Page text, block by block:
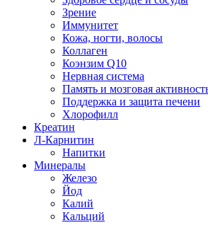
Зрение
Иммунитет
Кожа, ногти, волосы
Коллаген
Коэнзим Q10
Нервная система
Память и мозговая
Поддержка и защита печени
Хлорофилл
Креатин
Л-Карнитин
Напитки
Минералы
Железо
Йод
Калий
Кальций